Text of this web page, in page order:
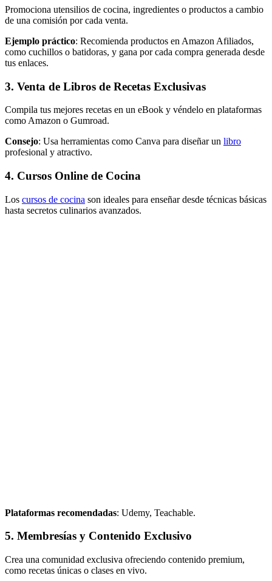
Promociona utensilios de cocina, ingredientes o productos a cambio
de una comisión por cada venta.
Ejemplo práctico: Recomienda productos en Amazon Afiliados,
como cuchillos o batidoras, y gana por cada compra generada desde
tus enlaces.
3. Venta de Libros de Recetas Exclusivas
Compila tus mejores recetas en un eBook y véndelo en plataformas
como Amazon o Gumroad.
Consejo: Usa herramientas como Canva para diseñar un libro
profesional y atractivo.
4. Cursos Online de Cocina
Los cursos de cocina son ideales para enseñar desde técnicas básicas
hasta secretos culinarios avanzados.
Plataformas recomendadas: Udemy, Teachable.
5. Membresías y Contenido Exclusivo
Crea una comunidad exclusiva ofreciendo contenido premium,
como recetas únicas o clases en vivo.